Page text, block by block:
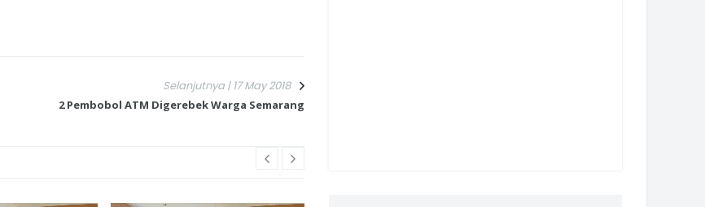
Selanjutnya | 17 May 2018
2 Pembobol ATM Digerebek Warga Semarang